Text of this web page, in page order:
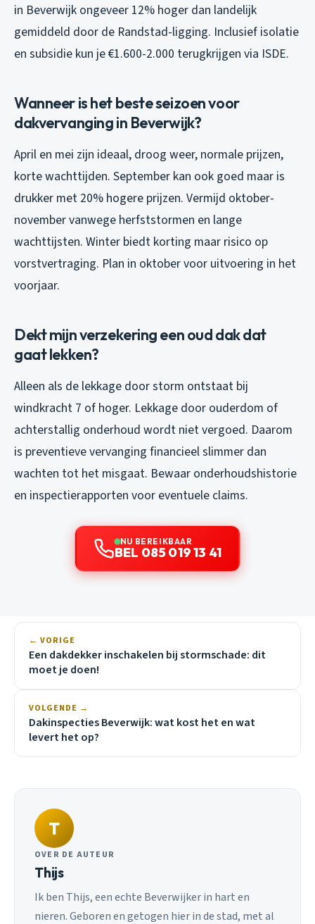
in Beverwijk ongeveer 12% hoger dan landelijk
gemiddeld door de Randstad-ligging. Inclusief isolatie
en subsidie kun je €1.600-2.000 terugkrijgen via ISDE.
Wanneer is het beste seizoen voor
dakvervanging in Beverwijk?
April en mei zijn ideaal, droog weer, normale prijzen,
korte wachttijden. September kan ook goed maar is
drukker met 20% hogere prijzen. Vermijd oktober-
november vanwege herfststormen en lange
wachttijsten. Winter biedt korting maar risico op
vorstvertraging. Plan in oktober voor uitvoering in het
voorjaar.
Dekt mijn verzekering een oud dak dat
gaat lekken?
Alleen als de lekkage door storm ontstaat bij
windkracht 7 of hoger. Lekkage door ouderdom of
achterstallig onderhoud wordt niet vergoed. Daarom
is preventieve vervanging financieel slimmer dan
wachten tot het misgaat. Bewaar onderhoudshistorie
en inspectierapporten voor eventuele claims.
NU BEREIKBAAR
BEL 085 019 13 41
← VORIGE
Een dakdekker inschakelen bij stormschade: dit
moet je doen!
VOLGENDE →
Dakinspecties Beverwijk: wat kost het en wat
levert het op?
T
OVER DE AUTEUR
Thijs
Ik ben Thijs, een echte Beverwijker in hart en
nieren. Geboren en getogen hier in de stad, met al